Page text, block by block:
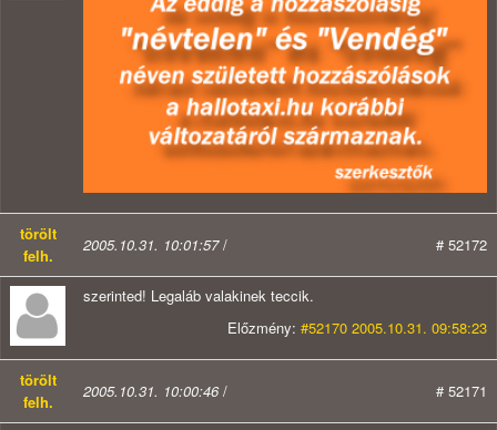
törölt
felh.
2005.10.31. 10:01:57/ # 52172
szerinted! Legaláb valakinek teccik.
Előzmény: #52170 2005.10.31. 09:58:23
törölt
felh.
2005.10.31. 10:00:46/ # 52171